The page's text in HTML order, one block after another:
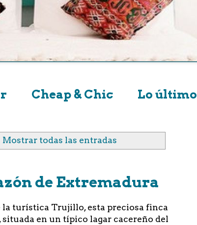
Cheap & Chic Lo último
Mostrar todas las entradas
de Extremadura
la turística Trujillo, esta preciosa finca
en un típico lagar cacereño del